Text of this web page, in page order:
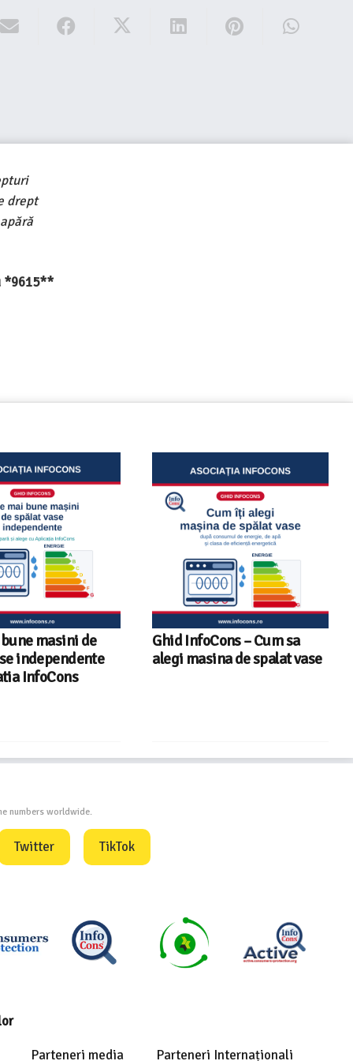
drept
*9615**
– Cum sa
de spalat vase
Sunetul la televizor- 8
sfaturi utile ca să auzi clar
numbers worldwide.
Twitter TikTok
Parteneri media Parteneri Internaționali